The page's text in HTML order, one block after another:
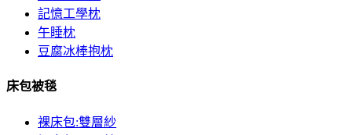
記憶工學枕
午睡枕
豆腐冰棒抱枕
床包被毯
裸床包:雙層紗